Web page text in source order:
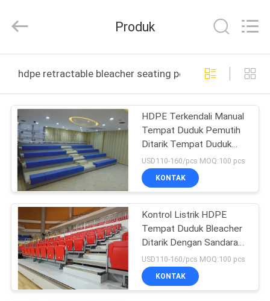
PRODUK
TENTANG
KAMI
TUR
PABRIK
KONTROL
KUALITAS
Commercial
Co.,Ltd.
Reserved.
Produk
hdpe retractable bleacher seating pembuatan online
HDPE Terkendali Manual
Tempat Duduk Pemutih
Ditarik Tempat Duduk
Auditorium yang Dapat
Ditarik
USD110-160/pcs MOQ:100 pcs
KONTAK
Kontrol Listrik HDPE
Tempat Duduk Bleacher
Ditarik Dengan Sandaran
Tangan Lipat
USD110-160/pcs MOQ:100 pcs
KONTAK